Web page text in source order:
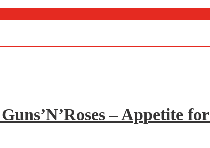
– Appetite